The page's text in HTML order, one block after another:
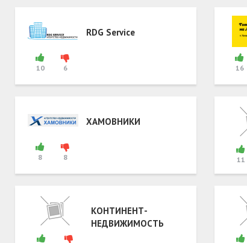
10 6
RDG Service
16
8 8
ХАМОВНИКИ
11
КОНТИНЕНТ-
НЕДВИЖИМОСТЬ